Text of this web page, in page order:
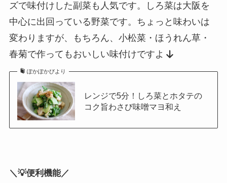
ズで味付けした副菜も人気です。しろ菜は大阪を
中心に出回っている野菜です。ちょっと味わいは
変わりますが、もちろん、小松菜・ほうれん草・
春菊で作ってもおいしい味付けですよ
ぽかぽかびより
レンジで5分！しろ菜とホタテの
コク旨わさび味噌マヨ和え
＼💡便利機能／